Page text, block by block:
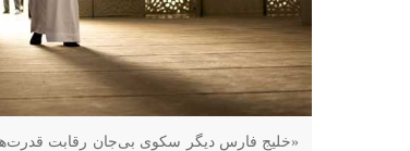
«خلیج فارس دیگر سکوی بی‌جان رقابت